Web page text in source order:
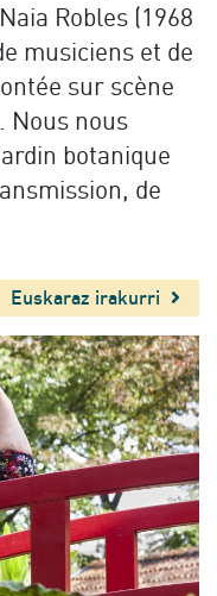
Robles (1968
musiciens et de
sur scène
Nous nous
botanique
de
Euskaraz irakurri